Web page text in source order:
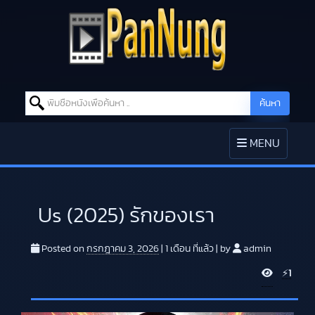
Search for: ค้นหา
TOGGLE
NAVIGATION
MENU
Us (2025) รักของเรา
Posted on กรกฎาคม 3, 2026 1 เดือน ที่แล้ว by admin
V
i
⚡1